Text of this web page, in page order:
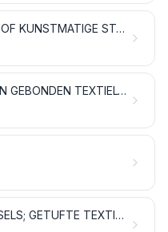
SYNTHETISCHE OF KUNSTMATIGE STAPELVEZELS
WATTEN, VILT EN GEBONDEN TEXTIELVLIES; SPECIALE GARENS; BINDGAREN, TOUW EN KABEL, ALSMEDE WERKEN DAARVAN
SPECIALE WEEFSELS; GETUFTE TEXTIELSTOFFEN; KANT; TAPISSERIEËN; PASSEMENTWERK; BORDUURWERK